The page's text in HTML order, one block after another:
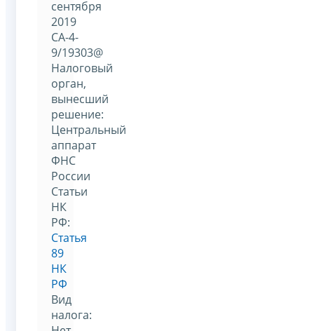
сентября
2019
СА-4-
9/19303@
Налоговый
орган,
вынесший
решение:
Центральный
аппарат
ФНС
России
Статьи
НК
РФ:
Статья
89
НК
РФ
Вид
налога: